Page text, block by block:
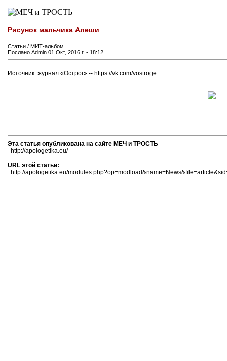
Рисунок мальчика Алеши
Статьи / МИТ-альбом
Послано Admin 01 Окт, 2016 г. - 18:12
Источник: журнал «Острог» -- https://vk.com/vostroge
Эта статья опубликована на сайте МЕЧ и ТРОСТЬ
http://apologetika.eu/
URL этой статьи:
http://apologetika.eu/